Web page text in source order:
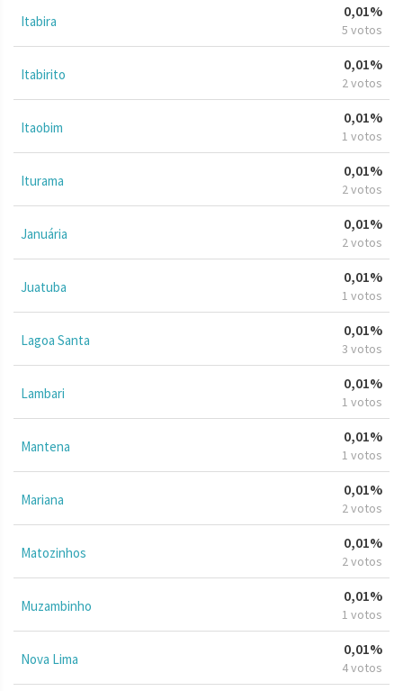
Itabira
0,01%
5 votos
Itabirito
0,01%
2 votos
Itaobim
0,01%
1 votos
Iturama
0,01%
2 votos
Januária
0,01%
2 votos
Juatuba
0,01%
1 votos
Lagoa Santa
0,01%
3 votos
Lambari
0,01%
1 votos
Mantena
0,01%
1 votos
Mariana
0,01%
2 votos
Matozinhos
0,01%
2 votos
Muzambinho
0,01%
1 votos
Nova Lima
0,01%
4 votos